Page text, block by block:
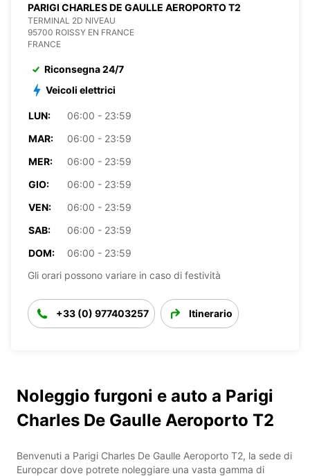
PARIGI CHARLES DE GAULLE AEROPORTO T2
TERMINAL 2D NIVEAU
95700 ROISSY EN FRANCE
FRANCE
Riconsegna 24/7
Veicoli elettrici
LUN:
06:00 - 23:59
MAR:
06:00 - 23:59
MER:
06:00 - 23:59
GIO:
06:00 - 23:59
VEN:
06:00 - 23:59
SAB:
06:00 - 23:59
DOM:
06:00 - 23:59
Gli orari possono variare in caso di festività
+33 (0) 977403257 Itinerario
Noleggio furgoni e auto a Parigi
Charles De Gaulle Aeroporto T2
Benvenuti a Parigi Charles De Gaulle Aeroporto T2, la sede di
Europcar dove potrete noleggiare una vasta gamma di